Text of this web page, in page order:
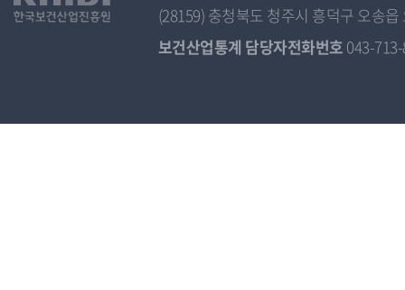
(28159) 충청북도 청주시 흥덕구 오송
보건산업통계 담당자전화번호 043-